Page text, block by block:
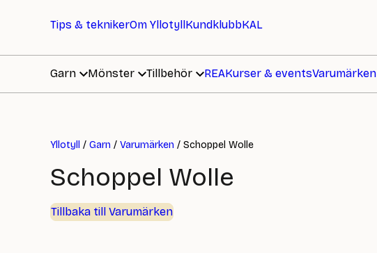
Tips & teknikerOm Yllotyll KundklubbKAL
Garn
Mönster Tillbehör REAKurser & eventsVarumärken
Yllotyll / Garn / Varumärken / Schoppel Wolle
Schoppel Wolle
Tillbaka till Varumärken